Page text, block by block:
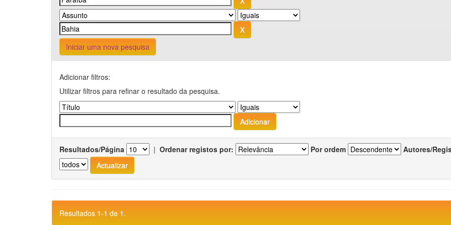
Iniciar uma nova pesquisa
Adicionar filtros:
Utilizar filtros para refinar o resultado da pesquisa.
Resultados/Página | Ordenar registos por: Por ordem Autores/
Resultados 1-1 de 1.